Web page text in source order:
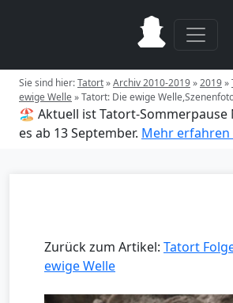
Sie sind hier:Tatort»Archiv 2010-2019»2019»
ewige Welle»Tatort: Die ewige
🏖️ Aktuell ist Tatort-Sommerpause
es ab 13 September. Mehr
Zurück zum Artikel: Tatort
ewige Welle